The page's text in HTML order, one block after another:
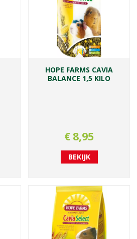
HOPE FARMS CAVIA
BALANCE 1,5 KILO
€ 8,95
BEKIJK